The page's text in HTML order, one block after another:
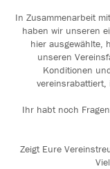
In Zusammenarbeit
haben wir unseren
hier ausgewählte,
unseren
Konditionen
Ihr habt noch
Zeigt Eure